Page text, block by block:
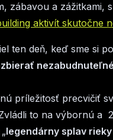
zábavou a zážitkami,
aktivít skutočne
ten deň, keď sme si
príležitosť precvičiť
to na výbornú a
legendárny splav